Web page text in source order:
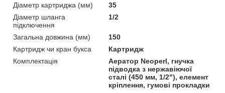
Діаметр картриджа (мм)
35
Діаметр шланга
підключення
1/2
Загальна довжина (мм)
150
Картридж чи кран букса
Картридж
Комплектація
Аератор Neoperl, гнучка
підводка з нержавіючої
сталі (450 мм, 1/2"), елемент
кріплення, гумові прокладки